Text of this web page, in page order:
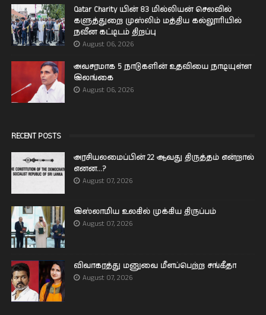
Qatar Charity யின் 83 மில்லியன் செலவில்
களுத்துறை முஸ்லிம் மத்திய கல்லூரியில்
நவீன கட்டிடம் திறப்பு
August 06, 2026
அவசரமாக 5 நாடுகளின் உதவியை நாடியுள்ள
இலங்கை
August 06, 2026
RECENT POSTS
அரசியலமைப்பின் 22 ஆவது திருத்தம் என்றால்
எனன...?
August 07, 2026
இஸ்லாமிய உலகில் முக்கிய திருப்பம்
August 07, 2026
விவாகரத்து மனுவை மீளப்பெற்ற சங்கீதா
August 07, 2026